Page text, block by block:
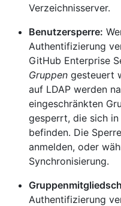
Verzeichnisserver.
Benutzersperre:
Authentifizierung
GitHub Enterprise
Gruppen gesteuert
auf LDAP werden
eingeschränkten
gesperrt, die sich
befinden. Die
anmelden, oder
Synchronisierung.
Authentifizierung